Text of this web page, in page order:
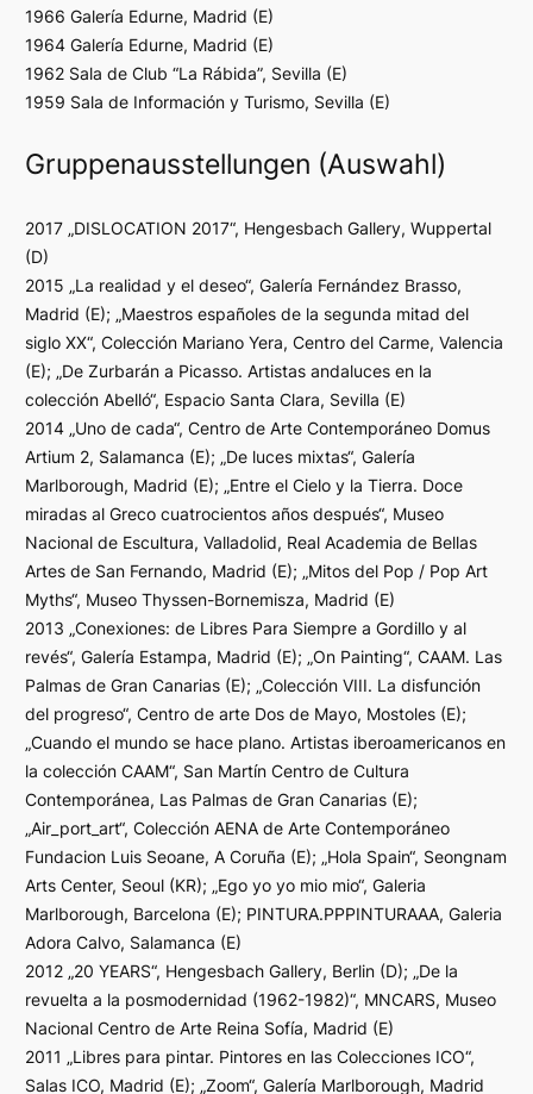
1966 Galería Edurne, Madrid (E)
1964 Galería Edurne, Madrid (E)
1962 Sala de Club “La Rábida”, Sevilla (E)
1959 Sala de Información y Turismo, Sevilla (E)
Gruppenausstellungen (Auswahl)
2017 „DISLOCATION 2017“, Hengesbach Gallery, Wuppertal
(D)
2015 „La realidad y el deseo“, Galería Fernández Brasso,
Madrid (E); „Maestros españoles de la segunda mitad del
siglo XX“, Colección Mariano Yera, Centro del Carme, Valencia
(E); „De Zurbarán a Picasso. Artistas andaluces en la
colección Abelló“, Espacio Santa Clara, Sevilla (E)
2014 „Uno de cada“, Centro de Arte Contemporáneo Domus
Artium 2, Salamanca (E); „De luces mixtas“, Galería
Marlborough, Madrid (E); „Entre el Cielo y la Tierra. Doce
miradas al Greco cuatrocientos años después“, Museo
Nacional de Escultura, Valladolid, Real Academia de Bellas
Artes de San Fernando, Madrid (E); „Mitos del Pop / Pop Art
Myths“, Museo Thyssen-Bornemisza, Madrid (E)
2013 „Conexiones: de Libres Para Siempre a Gordillo y al
revés“, Galería Estampa, Madrid (E); „On Painting“, CAAM. Las
Palmas de Gran Canarias (E); „Colección VIII. La disfunción
del progreso“, Centro de arte Dos de Mayo, Mostoles (E);
„Cuando el mundo se hace plano. Artistas iberoamericanos en
la colección CAAM“, San Martín Centro de Cultura
Contemporánea, Las Palmas de Gran Canarias (E);
„Air_port_art“, Colección AENA de Arte Contemporáneo
Fundacion Luis Seoane, A Coruña (E); „Hola Spain“, Seongnam
Arts Center, Seoul (KR); „Ego yo yo mio mio“, Galeria
Marlborough, Barcelona (E); PINTURA.PPPINTURAAA, Galeria
Adora Calvo, Salamanca (E)
2012 „20 YEARS“, Hengesbach Gallery, Berlin (D); „De la
revuelta a la posmodernidad (1962-1982)“, MNCARS, Museo
Nacional Centro de Arte Reina Sofía, Madrid (E)
2011 „Libres para pintar. Pintores en las Colecciones ICO“,
Salas ICO, Madrid (E); „Zoom“, Galería Marlborough, Madrid